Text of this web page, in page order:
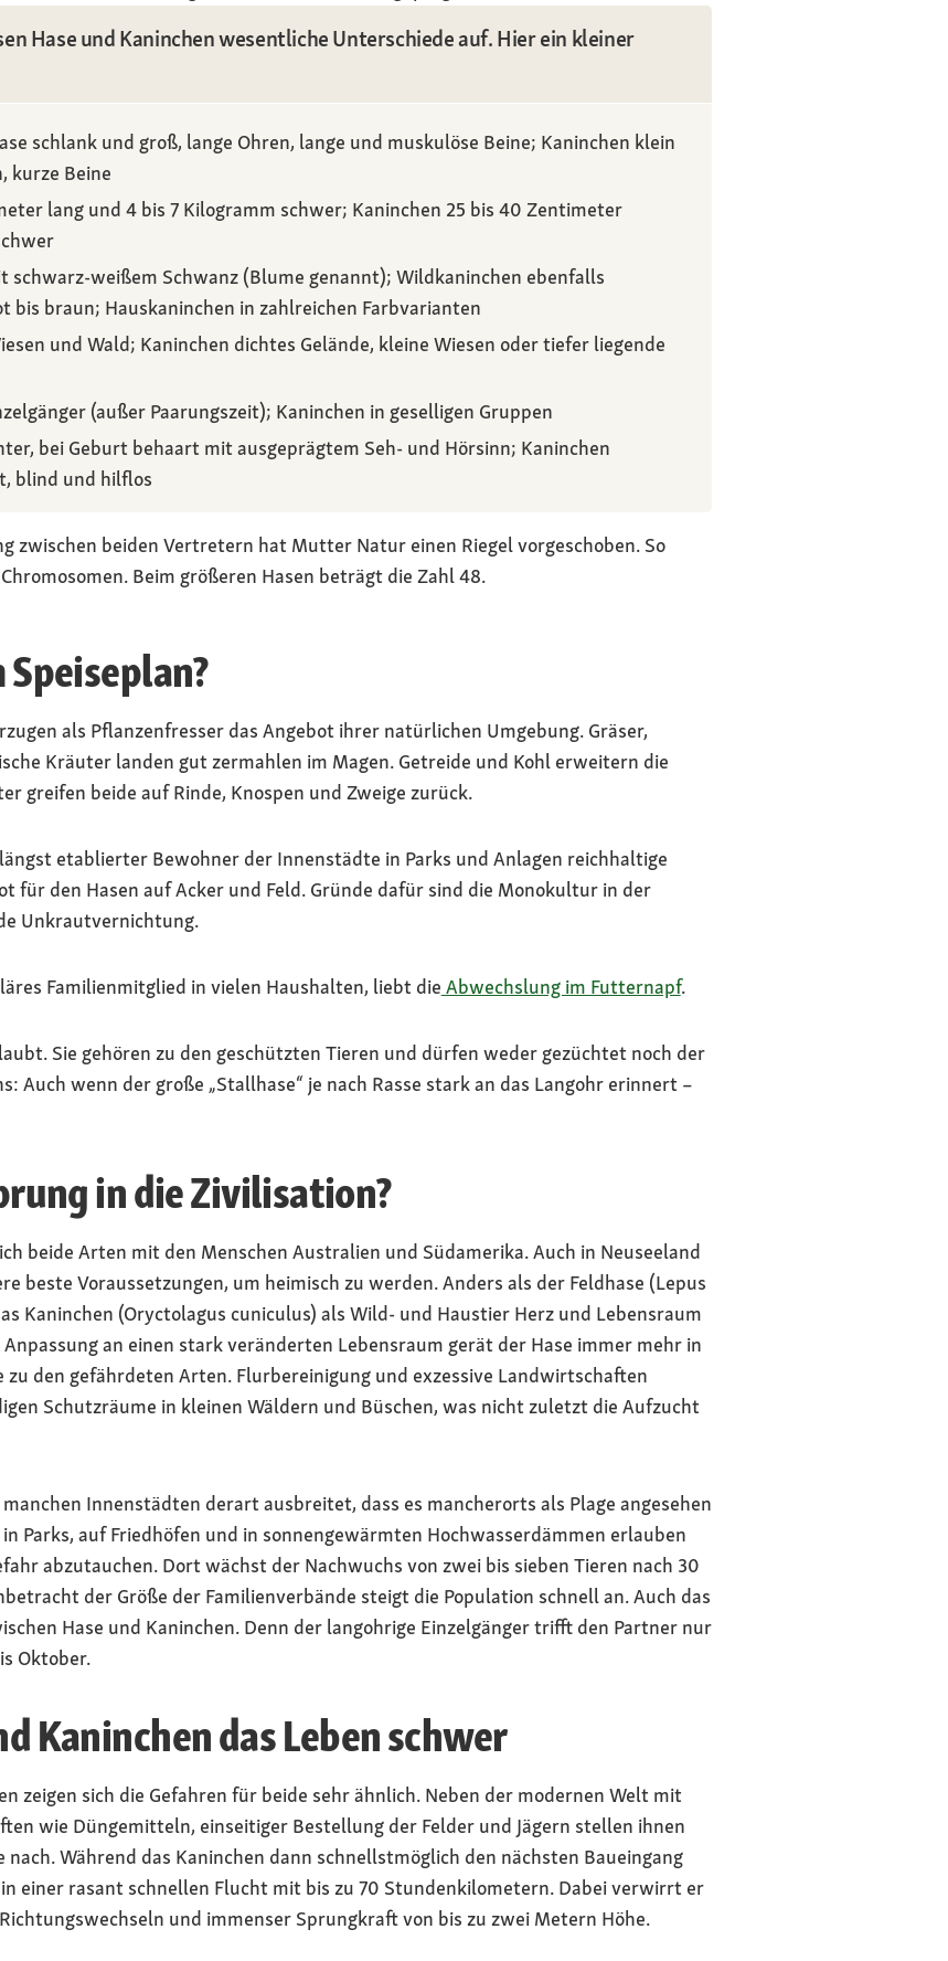
Hase und Kaninchen wesentliche Unterschiede auf. Hier ein kleiner
schlank und groß, lange Ohren, lange und muskulöse Beine; Kaninchen klein
kurze Beine
lang und 4 bis 7 Kilogramm schwer; Kaninchen 25 bis 40 Zentimeter
schwarz-weißem Schwanz (Blume genannt); Wildkaninchen ebenfalls
bis braun; Hauskaninchen in zahlreichen Farbvarianten
und Wald; Kaninchen dichtes Gelände, kleine Wiesen oder tiefer liegende
(außer Paarungszeit); Kaninchen in geselligen Gruppen
bei Geburt behaart mit ausgeprägtem Seh- und Hörsinn; Kaninchen
blind und hilflos
zwischen beiden Vertretern hat Mutter Natur einen Riegel vorgeschoben. So
Beim größeren Hasen beträgt die Zahl 48.
als Pflanzenfresser das Angebot ihrer natürlichen Umgebung. Gräser,
Kräuter landen gut zermahlen im Magen. Getreide und Kohl erweitern die
greifen beide auf Rinde, Knospen und Zweige zurück.
etablierter Bewohner der Innenstädte in Parks und Anlagen reichhaltige
für den Hasen auf Acker und Feld. Gründe dafür sind die Monokultur in der
Unkrautvernichtung.
Familienmitglied in vielen Haushalten, liebt die Abwechslung im Futternapf.
Sie gehören zu den geschützten Tieren und dürfen weder gezüchtet noch der
Auch wenn der große „Stallhase“ je nach Rasse stark an das Langohr erinnert –
in die Zivilisation?
beide Arten mit den Menschen Australien und Südamerika. Auch in Neuseeland
beste Voraussetzungen, um heimisch zu werden. Anders als der Feldhase (Lepus
Kaninchen (Oryctolagus cuniculus) als Wild- und Haustier Herz und Lebensraum
an einen stark veränderten Lebensraum gerät der Hase immer mehr in
den gefährdeten Arten. Flurbereinigung und exzessive Landwirtschaften
Schutzräume in kleinen Wäldern und Büschen, was nicht zuletzt die Aufzucht
Innenstädten derart ausbreitet, dass es mancherorts als Plage angesehen
Parks, auf Friedhöfen und in sonnengewärmten Hochwasserdämmen erlauben
abzutauchen. Dort wächst der Nachwuchs von zwei bis sieben Tieren nach 30
der Größe der Familienverbände steigt die Population schnell an. Auch das
Hase und Kaninchen. Denn der langohrige Einzelgänger trifft den Partner nur
Oktober.
Kaninchen das Leben schwer
zeigen sich die Gefahren für beide sehr ähnlich. Neben der modernen Welt mit
wie Düngemitteln, einseitiger Bestellung der Felder und Jägern stellen ihnen
nach. Während das Kaninchen dann schnellstmöglich den nächsten Baueingang
einer rasant schnellen Flucht mit bis zu 70 Stundenkilometern. Dabei verwirrt er
und immenser Sprungkraft von bis zu zwei Metern Höhe.